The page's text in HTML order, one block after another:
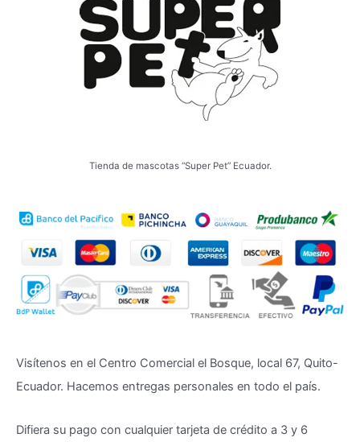
Tienda de mascotas “Super Pet” Ecuador.
Visítenos en el Centro Comercial el Bosque, local 67, Quito-
Ecuador. Hacemos entregas personales en todo el país.
Difiera su pago con cualquier tarjeta de crédito a 3 y 6